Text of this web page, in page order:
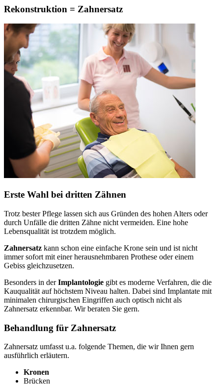
Rekonstruktion = Zahnersatz
Erste Wahl bei dritten Zähnen
Trotz bester Pflege lassen sich aus Gründen des hohen Alters oder
durch Unfälle die dritten Zähne nicht vermeiden. Eine hohe
Lebensqualität ist trotzdem möglich.
Zahnersatz kann schon eine einfache Krone sein und ist nicht
immer sofort mit einer herausnehmbaren Prothese oder einem
Gebiss gleichzusetzen.
Besonders in derImplantologie gibt es moderne Verfahren, die die
Kauqualität auf höchstem Niveau halten. Dabei sind Implantate mit
minimalen chirurgischen Eingriffen auch optisch nicht als
Zahnersatz erkennbar. Wir beraten Sie gern.
Behandlung für Zahnersatz
Zahnersatz umfasst u.a. folgende Themen, die wir Ihnen gern
ausführlich erläutern.
Kronen
Brücken